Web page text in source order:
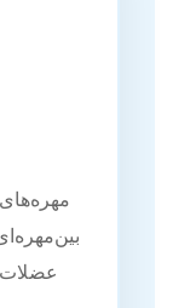
عضلات